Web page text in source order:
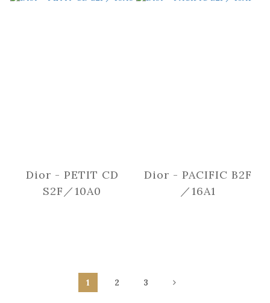
Dior - PETIT CD
S2F／10A0
Dior - PACIFIC B2F
／16A1
1 2 3